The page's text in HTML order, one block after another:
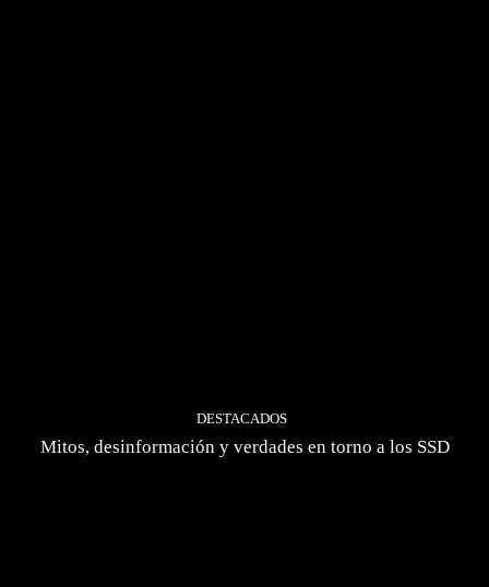
DESTACADOS
Mitos, desinformación y verdades en torno a los SSD